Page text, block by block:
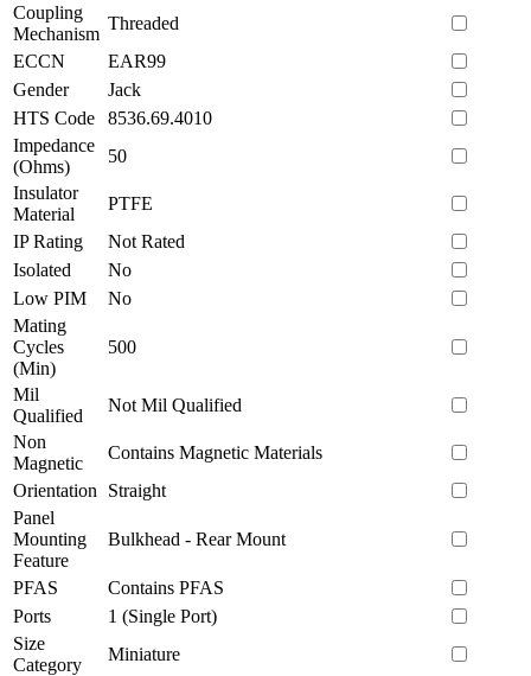
Coupling
Mechanism
Threaded
ECCN
EAR99
Gender
Jack
HTS Code
8536.69.4010
Impedance
(Ohms)
50
Insulator
Material
PTFE
IP Rating
Not Rated
Isolated
No
Low PIM
No
Mating
Cycles
(Min)
500
Mil
Qualified
Not Mil Qualified
Non
Magnetic
Contains Magnetic Materials
Orientation
Straight
Panel
Mounting
Feature
Bulkhead - Rear Mount
PFAS
Contains PFAS
Ports
1 (Single Port)
Size
Category
Miniature